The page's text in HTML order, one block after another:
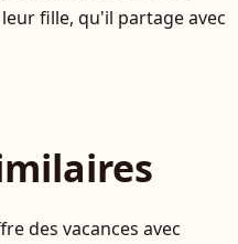
fille, qu'il partage avec
des vacances avec